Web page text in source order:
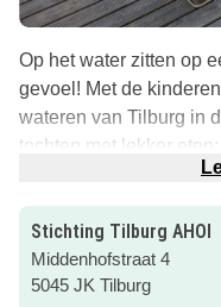
Op het water zitten op
gevoel! Met de
wateren van Tilburg in
tochten met lekker
of een goed diner. Het
Ook kan je een
natuurlijk super gaaf!
over het water heen.
Stichting Tilburg AHOI
Middenhofstraat 4
5045 JK Tilburg